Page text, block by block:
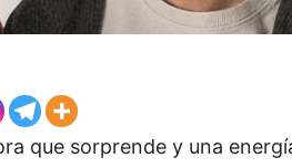
que sorprende y una